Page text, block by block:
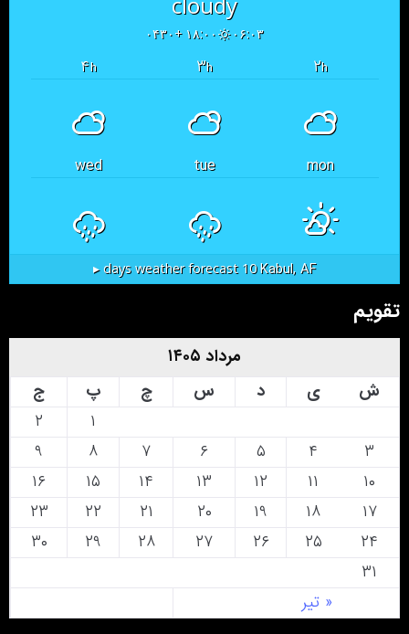
۰۶:۰۳ ۱۸:۰۰ +۰۴۳۰
۲h ۳h ۴h
mon
tue
wed
Kabul, AF
10 days weather forecast ▸
تقویم
مرداد ۱۴۰۵
ش
ی د س چ پ ج
« تیر
۲
۳
۴ ۵ ۶ ۷ ۸
۹
۱۰
۱۱ ۱۲ ۱۳ ۱۴ ۱۵
۱۶
۱۷
۱۸ ۱۹ ۲۰ ۲۱ ۲۲
۲۳
۲۴
۲۵ ۲۶ ۲۷ ۲۸ ۲۹
۳۰
۳۱